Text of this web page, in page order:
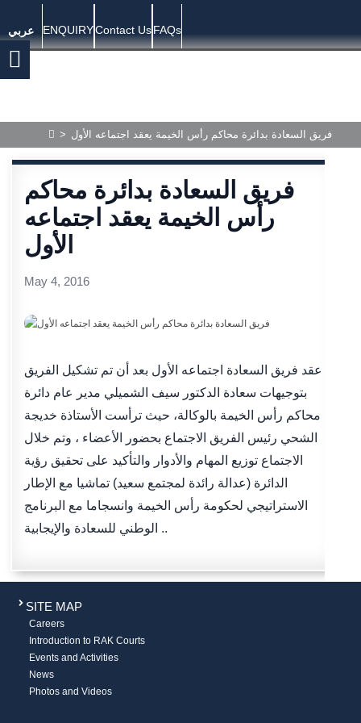
عربي ENQUIRYContact UsFAQs
> فريق السعادة بدائرة محاكم رأس الخيمة يعقد اجتماعه الأول
فريق السعادة بدائرة محاكم
رأس الخيمة يعقد اجتماعه
الأول
May 4, 2016
عقد فريق السعادة اجتماعه الأول بعد أن تم تشكيل الفريق
بتوجيهات سعادة الدكتور سيف الشميلي مدير عام دائرة
محاكم رأس الخيمة بالوكالة، حيث ترأست الأستاذة خديجة
الشحي رئيس الفريق الاجتماع بحضور الأعضاء ، وتم خلال
الاجتماع توزيع المهام والأدوار والتأكيد على تحقيق رؤية
الدائرة (عدالة رائدة لمجتمع سعيد) تماشيا مع الإطار
الاستراتيجي لحكومة رأس الخيمة وانسجاما مع البرنامج
الوطني للسعادة والإيجابية ..
SITE MAP
Careers
Introduction to RAK Courts
Events and Activities
News
Photos and Videos